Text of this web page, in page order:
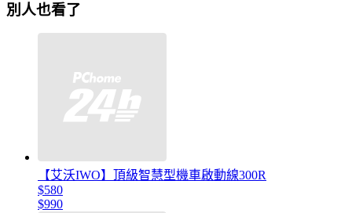
別人也看了
【艾沃IWO】頂級智慧型機車啟動線300R
$580
$990